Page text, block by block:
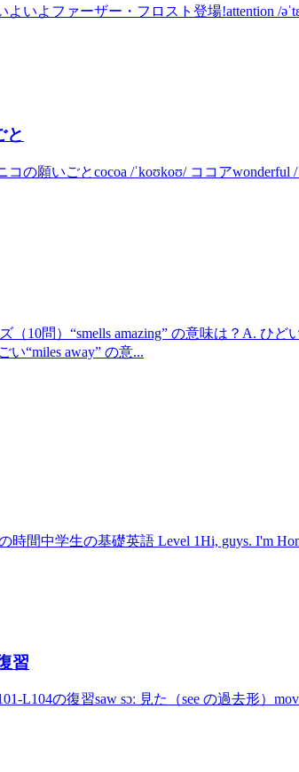
いよファーザー・フロスト登場!attention /
と
の願いごとcocoa /ˈkoʊkoʊ/ ココアwonderful
（10問）“smells amazing” の意味は？A. ひど
“miles away” の意...
間中学生の基礎英語 Level 1Hi, guys. I'm
習
の復習saw sɔː 見た（see の過去形）